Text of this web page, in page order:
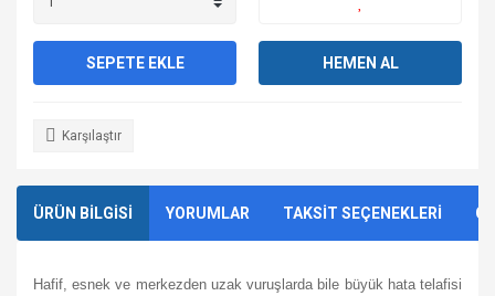
SEPETE EKLE HEMEN AL
Karşılaştır
ÜRÜN BİLGİSİ YORUMLAR TAKSİT SEÇENEKLERİ
Hafif, esnek ve merkezden uzak vuruşlarda bile büyük hata telafisi